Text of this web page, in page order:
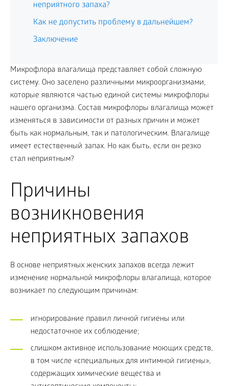
неприятного запаха?
Как не допустить проблему в дальнейшем?
Заключение
Микрофлора влагалища представляет собой сложную
систему. Оно заселено различными микроорганизмами,
которые являются частью единой системы микрофлоры
нашего организма. Состав микрофлоры влагалища может
изменяться в зависимости от разных причин и может
быть как нормальным, так и патологическим. Влагалище
имеет естественный запах. Но как быть, если он резко
стал неприятным?
Причины
возникновения
неприятных запахов
В основе неприятных женских запахов всегда лежит
изменение нормальной микрофлоры влагалища, которое
возникает по следующим причинам:
игнорирование правил личной гигиены или
недостаточное их соблюдение;
слишком активное использование моющих средств,
в том числе «специальных для интимной гигиены»,
содержащих химические вещества и